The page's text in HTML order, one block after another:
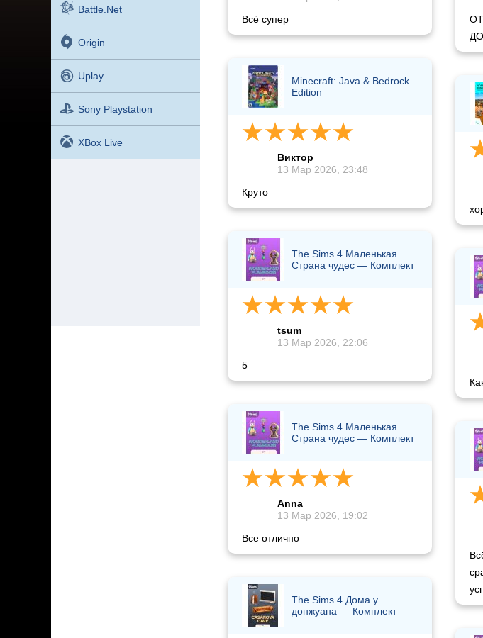
Battle.net
Origin
Uplay
Sony Playstation
XBox Live
Всё супер
Minecraft: Java & Bedrock
Edition
Виктор
13 Мар 2026, 23:48
Круто
The Sims 4 Маленькая
Страна чудес — Комплект
tsum
13 Мар 2026, 22:06
5
The Sims 4 Маленькая
Страна чудес — Комплект
Anna
13 Мар 2026, 19:02
Все отлично
The Sims 4 Дома у
донжуана — Комплект